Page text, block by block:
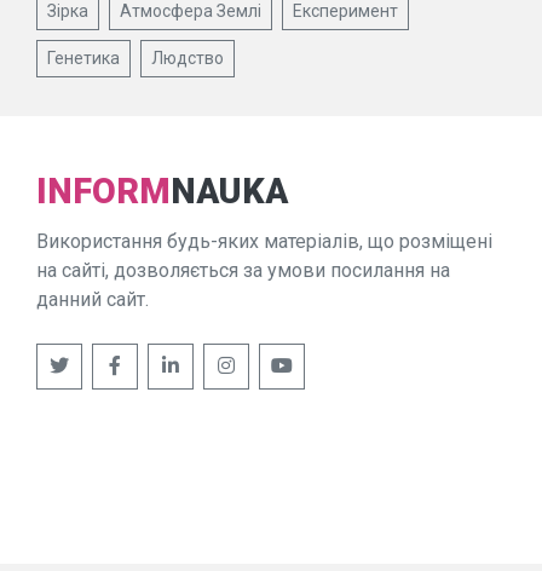
Зірка Атмосфера Землі Експеримент
Генетика Людство
INFORMNAUKA
Використання будь-яких матеріалів, що розміщені
на сайті, дозволяється за умови посилання на
данний сайт.